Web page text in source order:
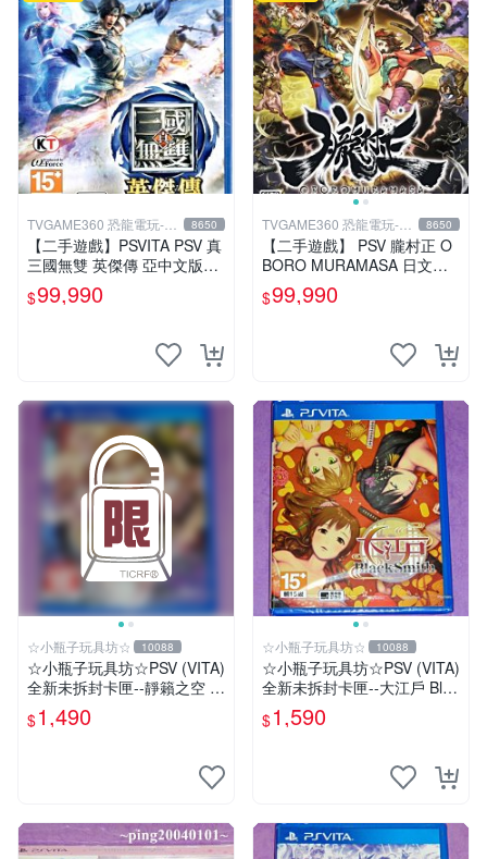
TVGAME360 恐龍電玩-台
中店
8650
【二手遊戲】PSVITA PSV 真
三國無雙 英傑傳 亞中文版
【台中恐龍電玩】
$99,990
TVGAME360 恐龍電玩-台
中店
8650
【二手遊戲】 PSV 朧村正 O
BORO MURAMASA 日文版
【台中恐龍電玩】
$99,990
☆小瓶子玩具坊☆ 10088
☆小瓶子玩具坊☆PSV (VITA)
全新未拆封卡匣--靜籟之空 O
ffline 獻給失落之星的詩
$1,490
☆小瓶子玩具坊☆ 10088
☆小瓶子玩具坊☆PSV (VITA)
全新未拆封卡匣--大江戶 Blac
kSmith
$1,590